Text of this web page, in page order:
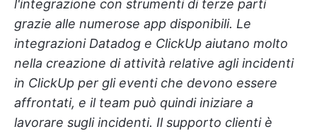
l'integrazione con strumenti di terze parti
grazie alle numerose app disponibili. Le
integrazioni Datadog e ClickUp aiutano molto
nella creazione di attività relative agli incidenti
in ClickUp per gli eventi che devono essere
affrontati, e il team può quindi iniziare a
lavorare sugli incidenti. Il supporto clienti è